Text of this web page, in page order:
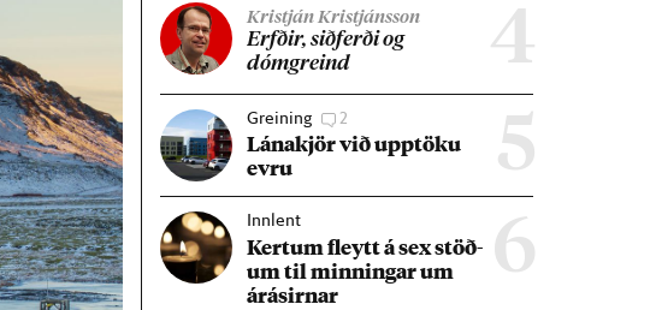
4
Kristján Kristjánsson
Erfð­ir, sið­ferði og
dómgreind
5
Greining 2
Lána­kjör við upp­töku
evru
6
Innlent
Kert­um fleytt á sex stöð­
um til minn­ing­ar um
árás­irn­ar